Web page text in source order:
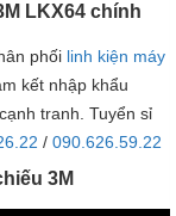
LKX64 chính
phối linh kiện máy
kết nhập khẩu
tranh. Tuyển sỉ
/ 090.626.59.22
3M